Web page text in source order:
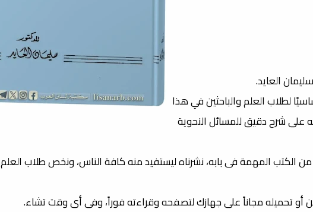
العايد.
لطلاب العلم والباحثين في هذا
على شرح دقيق للمسائل النحوية
من الكتب المهمة فى بابه، نشرناه ليستفيد منه كافة الناس، ونخص طلاب العلم
أو تحميله مجاناً على جهازك لتصفحه وقراءته فوراً، وفى أى وقت تشاء.